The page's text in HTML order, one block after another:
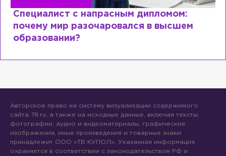
Специалист с напрасным дипломом:
почему мир разочаровался в высшем
образовании?
Авторское право на систему визуализации содержимого
сайта 78.ru, а также на исходные данные, включая тексты,
фотографии, аудио и видеоматериалы, графические
изображения, иные произведения и товарные знаки
принадлежит ООО «ТВ КУПОЛ». Указанная информация
охраняется в соответствии с законодательством РФ и